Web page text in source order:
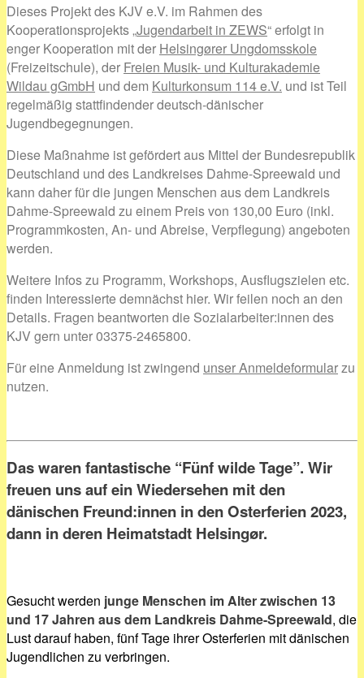
Dieses Projekt des KJV e.V. im Rahmen des
Kooperationsprojekts „Jugendarbeit in ZEWS“ erfolgt in
enger Kooperation mit der Helsingører Ungdomsskole
(Freizeitschule), der Freien Musik- und Kulturakademie
Wildau gGmbH und dem Kulturkonsum 114 e.V. und ist Teil
regelmäßig stattfindender deutsch-dänischer
Jugendbegegnungen.
Diese Maßnahme ist gefördert aus Mittel der Bundesrepublik
Deutschland und des Landkreises Dahme-Spreewald und
kann daher für die jungen Menschen aus dem Landkreis
Dahme-Spreewald zu einem Preis von 130,00 Euro (inkl.
Programmkosten, An- und Abreise, Verpflegung) angeboten
werden.
Weitere Infos zu Programm, Workshops, Ausflugszielen etc.
finden Interessierte demnächst hier. Wir feilen noch an den
Details. Fragen beantworten die Sozialarbeiter:innen des
KJV gern unter 03375-2465800.
Für eine Anmeldung ist zwingend unser Anmeldeformularzu
nutzen.
Das waren fantastische “Fünf wilde Tage”. Wir
freuen uns auf ein Wiedersehen mit den
dänischen Freund:innen in den Osterferien 2023,
dann in deren Heimatstadt Helsingør.
Gesucht werden junge Menschen im Alter zwischen 13
und 17 Jahren aus dem Landkreis Dahme-Spreewald, die
Lust darauf haben, fünf Tage ihrer Osterferien mit dänischen
Jugendlichen zu verbringen.